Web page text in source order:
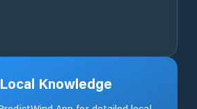
Knowledge